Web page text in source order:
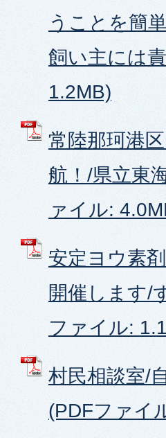
うことを簡
飼い主には
1.2MB)
常陸那珂港
航！/県立東
ァイル:
安定ヨウ素
開催します/
ファイル:
村民相談室/
(PDFファイ